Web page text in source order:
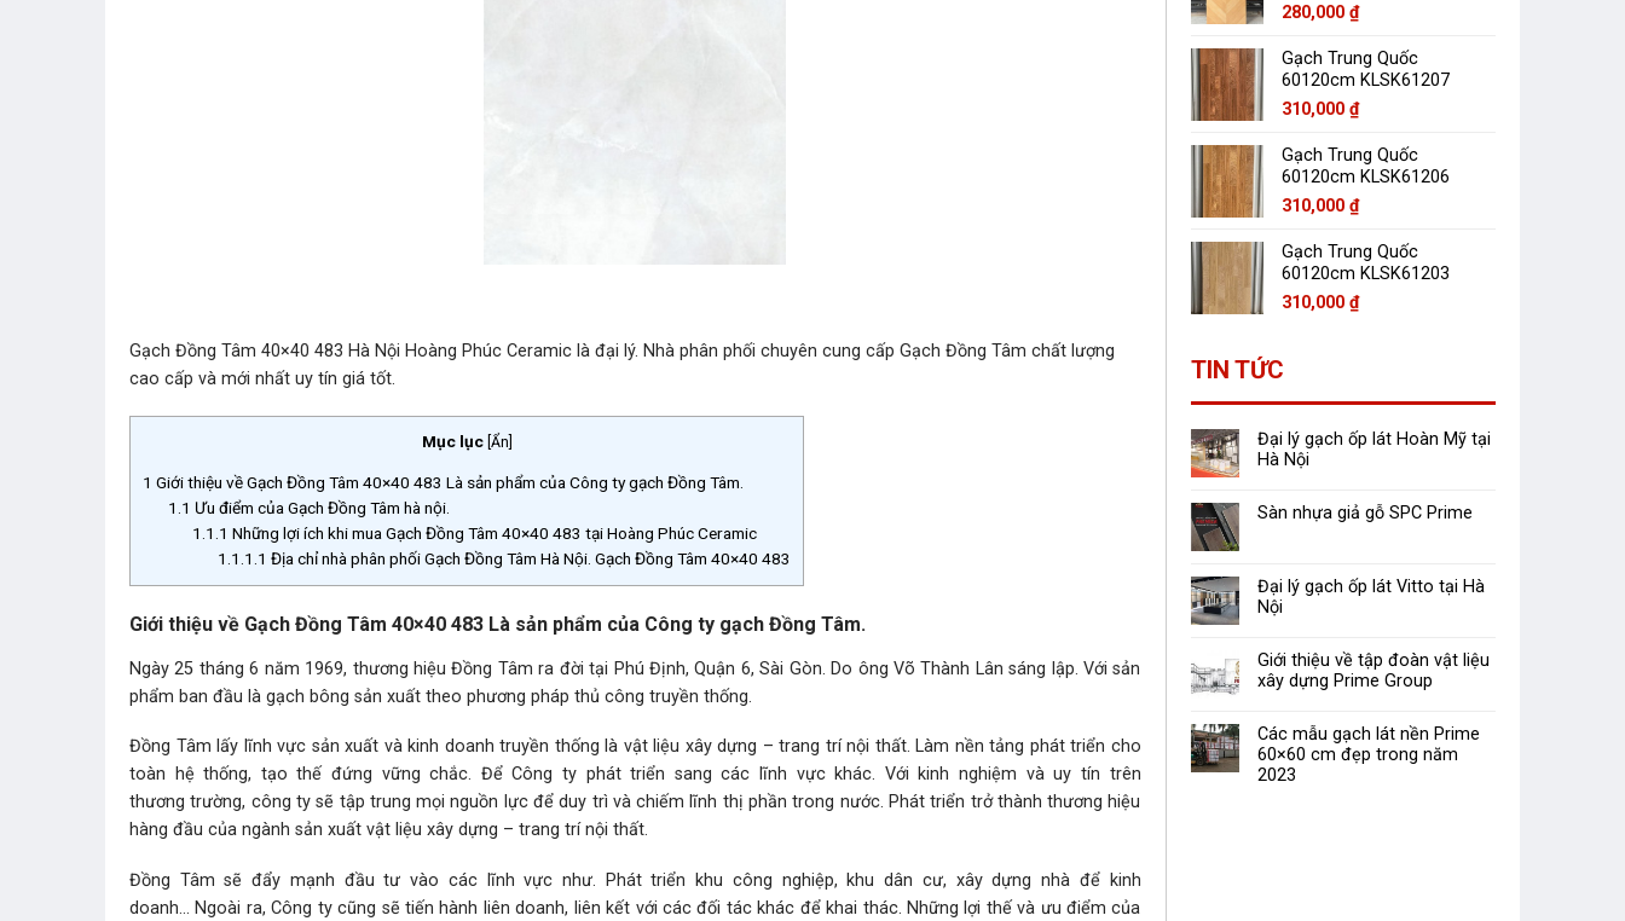
Gạch Đồng Tâm 40×40 483 Hà Nội Hoàng Phúc Ceramic là đại lý. Nhà phân phối chuyên cung cấp Gạch Đồng Tâm chất lượng
cao cấp và mới nhất uy tín giá tốt.
Mục lục Ẩn
1 Giới thiệu về Gạch Đồng Tâm 40×40 483 Là sản phẩm của Công ty gạch Đồng Tâm.
1.1 Ưu điểm của Gạch Đồng Tâm hà nội.
1.1.1 Những lợi ích khi mua Gạch Đồng Tâm 40×40 483 tại Hoàng Phúc Ceramic
1.1.1.1 Địa chỉ nhà phân phối Gạch Đồng Tâm Hà Nội. Gạch Đồng Tâm 40×40 483
Giới thiệu về Gạch Đồng Tâm 40×40 483 Là sản phẩm của Công ty gạch Đồng Tâm.
Ngày 25 tháng 6 năm 1969, thương hiệu Đồng Tâm ra đời tại Phú Định, Quận 6, Sài Gòn. Do ông Võ Thành Lân sáng lập. Với sản
phẩm ban đầu là gạch bông sản xuất theo phương pháp thủ công truyền thống.
Đồng Tâm lấy lĩnh vực sản xuất và kinh doanh truyền thống là vật liệu xây dựng – trang trí nội thất. Làm nền tảng phát triển cho
toàn hệ thống, tạo thế đứng vững chắc. Để Công ty phát triển sang các lĩnh vực khác. Với kinh nghiệm và uy tín trên
thương trường, công ty sẽ tập trung mọi nguồn lực để duy trì và chiếm lĩnh thị phần trong nước. Phát triển trở thành thương hiệu
hàng đầu của ngành sản xuất vật liệu xây dựng – trang trí nội thất.
Đồng Tâm sẽ đẩy mạnh đầu tư vào các lĩnh vực như. Phát triển khu công nghiệp, khu dân cư, xây dựng nhà để kinh
doanh… Ngoài ra, Công ty cũng sẽ tiến hành liên doanh, liên kết với các đối tác khác để khai thác. Những lợi thế và ưu điểm của
280,000 ₫
Gạch Trung Quốc
60120cm KLSK61207
310,000 ₫
Gạch Trung Quốc
60120cm KLSK61206
310,000 ₫
Gạch Trung Quốc
60120cm KLSK61203
310,000 ₫
TIN TỨC
Đại lý gạch ốp lát Hoàn Mỹ tại
Hà Nội
Sàn nhựa giả gỗ SPC Prime
Đại lý gạch ốp lát Vitto tại Hà
Nội
Giới thiệu về tập đoàn vật liệu
xây dựng Prime Group
Các mẫu gạch lát nền Prime
60×60 cm đẹp trong năm
2023